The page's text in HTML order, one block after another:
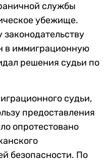
службы
убежище.
в иммиграционную
решения судьи по
судьи,
предоставления
опротестовано
безопасности. По